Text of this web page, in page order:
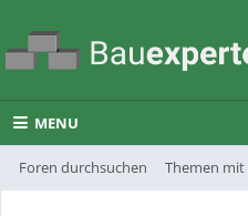
MENU
Foren durchsuchen Themen